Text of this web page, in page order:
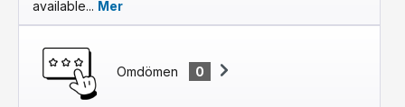
available... Mer
Omdömen 0